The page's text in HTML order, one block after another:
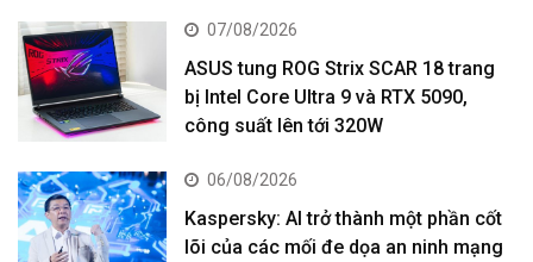
07/08/2026
ASUS tung ROG Strix SCAR 18 trang
bị Intel Core Ultra 9 và RTX 5090,
công suất lên tới 320W
06/08/2026
Kaspersky: AI trở thành một phần cốt
lõi của các mối đe dọa an ninh mạng